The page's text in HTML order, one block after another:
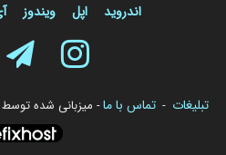
اندروید اپل ویندوز
تبلیغات - تماس با ما- میزبانی شده